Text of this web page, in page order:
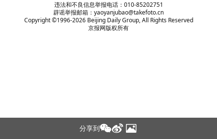
分享到
违法和不良信息举报电话：010-85202751
辟谣举报邮箱：yaoyanjubao@takefoto.cn
Copyright ©1996-2026Beijing Daily Group, All Rights Reserved
京报网版权所有